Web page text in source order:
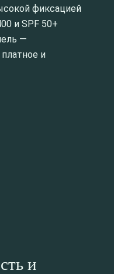
фиксацией
и SPF 50+
—
и
и